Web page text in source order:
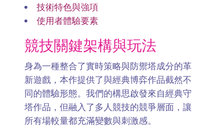
技術特色與強項
使用者體驗要素
競技關鍵架構與玩法
身為一種整合了實時策略與防禦塔成分的革
新遊戲，本作提供了與經典博弈作品截然不
同的體驗形態。我們的構思啟發來自經典守
塔作品，但融入了多人競技的競爭層面，讓
所有場較量都充滿變數與刺激感。